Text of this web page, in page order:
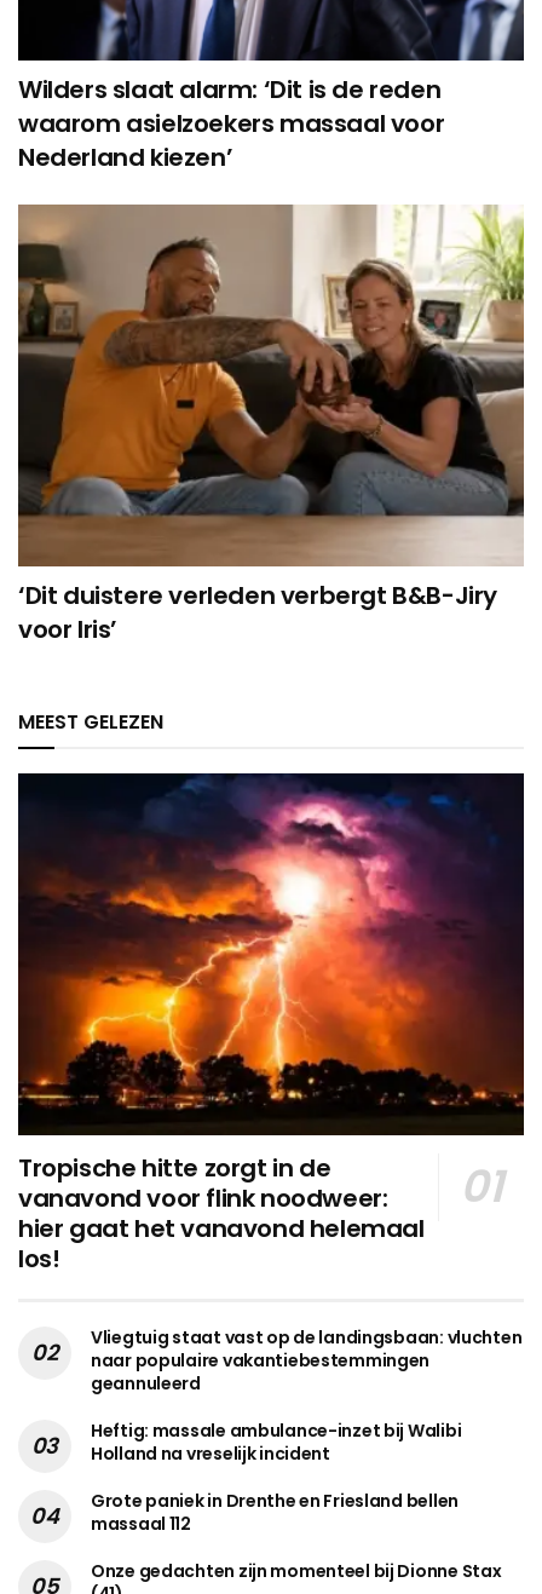
Wilders slaat alarm: ‘Dit is de reden
waarom asielzoekers massaal voor
Nederland kiezen’
‘Dit duistere verleden verbergt B&B-Jiry
voor Iris’
MEEST GELEZEN
Tropische hitte zorgt in de
vanavond voor flink noodweer:
hier gaat het vanavond helemaal
los!
Vliegtuig staat vast op de landingsbaan: vluchten
naar populaire vakantiebestemmingen
geannuleerd
Heftig: massale ambulance-inzet bij Walibi
Holland na vreselijk incident
Grote paniek in Drenthe en Friesland bellen
massaal 112
Onze gedachten zijn momenteel bij Dionne Stax